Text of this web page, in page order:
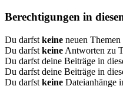
Berechtigungen in
Du darfst keine neuen
Du darfst keine Antworten zu
Du darfst deine Beiträge in
Du darfst deine Beiträge in
Du darfst keine Dateianhänge